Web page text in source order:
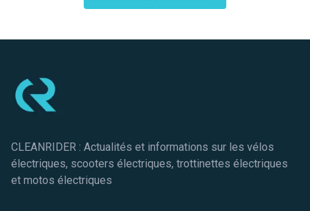
CLEANRIDER : Actualités et informations sur les vélos
électriques, scooters électriques, trottinettes électriques
et motos électriques